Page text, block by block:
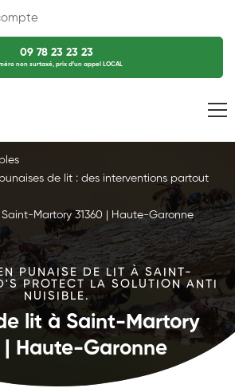
09 78 23 23 23
non surtaxé, prix d’un appel LOCAL
de lit : des interventions partout
Martory 31360 | Haute-Garonne
PUNAISE DE LIT À SAINT-
PROTECT LA SOLUTION ANTI
NUISIBLE.
lit à Saint-Martory
| Haute-Garonne